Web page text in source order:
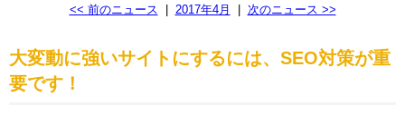
<< 前のニュース 2017年4月 次のニュース >>
大変動に強いサイトにするには、SEO対策が重
要です！